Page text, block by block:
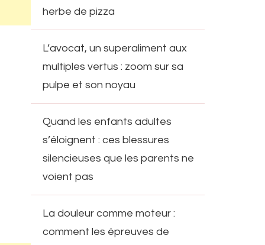
herbe de pizza
L’avocat, un superaliment aux
multiples vertus : zoom sur sa
pulpe et son noyau
Quand les enfants adultes
s’éloignent : ces blessures
silencieuses que les parents ne
voient pas
La douleur comme moteur :
comment les épreuves de